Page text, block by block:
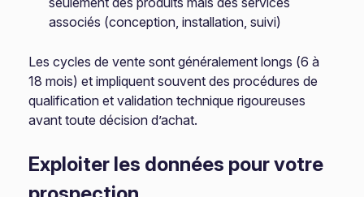
associés (conception, installation, suivi)
Les cycles de vente sont généralement longs (6 à
18 mois) et impliquent souvent des procédures de
qualification et validation technique rigoureuses
avant toute décision d’achat.
Exploiter les données pour votre